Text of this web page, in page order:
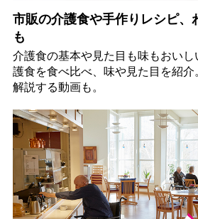
市販の介護食や手作りレシピ、
も
介護食の基本や見た目も味もおい
護食を食べ比べ、味や見た目を紹
解説する動画も。